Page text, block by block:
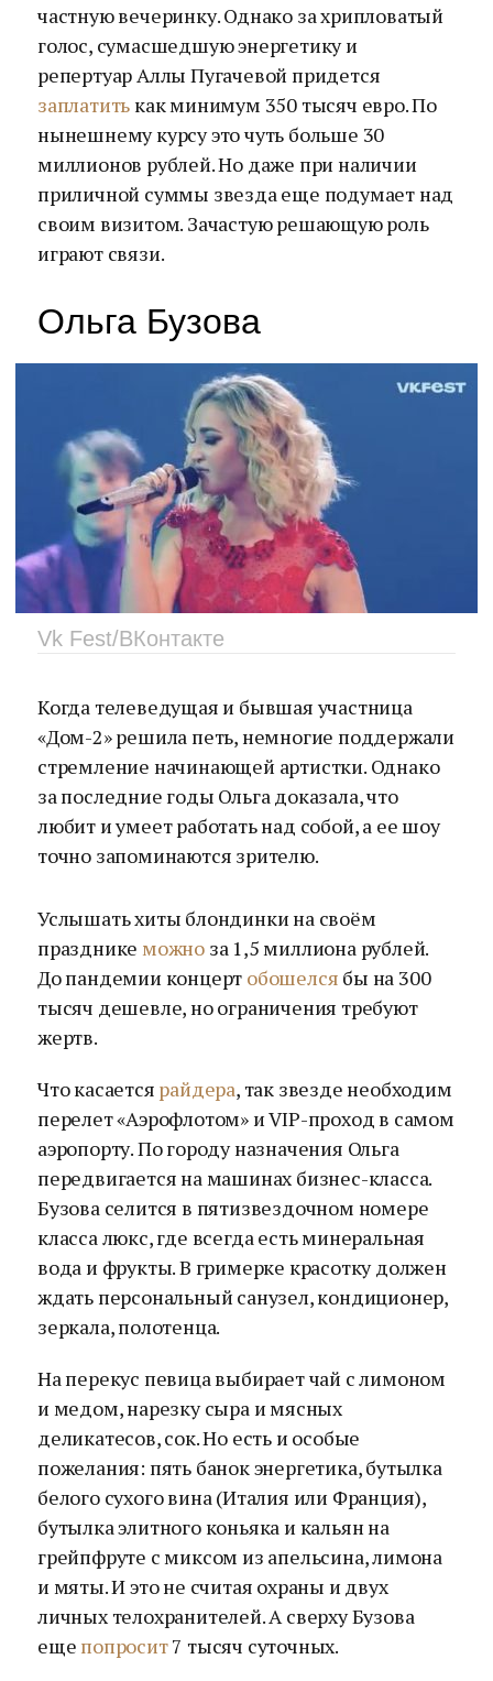
частную вечеринку. Однако за хрипловатый
голос, сумасшедшую энергетику и
репертуар Аллы Пугачевой придется
заплатить как минимум 350 тысяч евро. По
нынешнему курсу это чуть больше 30
миллионов рублей. Но даже при наличии
приличной суммы звезда еще подумает над
своим визитом. Зачастую решающую роль
играют связи.
Ольга Бузова
Vk Fest/ВКонтакте
Когда телеведущая и бывшая участница
«Дом-2» решила петь, немногие поддержали
стремление начинающей артистки. Однако
за последние годы Ольга доказала, что
любит и умеет работать над собой, а ее шоу
точно запоминаются зрителю.
Услышать хиты блондинки на своём
праздникеможно за 1,5 миллиона рублей.
До пандемии концерт обошелся бы на 300
тысяч дешевле, но ограничения требуют
жертв.
Что касается райдера, так звезде необходим
перелет «Аэрофлотом» и VIP-проход в самом
аэропорту. По городу назначения Ольга
передвигается на машинах бизнес-класса.
Бузова селится в пятизвездочном номере
класса люкс, где всегда есть минеральная
вода и фрукты. В гримерке красотку должен
ждать персональный санузел, кондиционер,
зеркала, полотенца.
На перекус певица выбирает чай с лимоном
и медом, нарезку сыра и мясных
деликатесов, сок. Но есть и особые
пожелания: пять банок энергетика, бутылка
белого сухого вина (Италия или Франция),
бутылка элитного коньяка и кальян на
грейпфруте с миксом из апельсина, лимона
и мяты. И это не считая охраны и двух
личных телохранителей. А сверху Бузова
еще попросит7 тысяч суточных.